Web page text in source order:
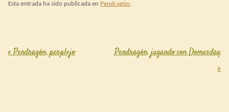
Esta entrada ha sido publicada en Pendragón.
Post navigation
«Pendragón, perplejo
Pendragón, jugando con Domesday
»